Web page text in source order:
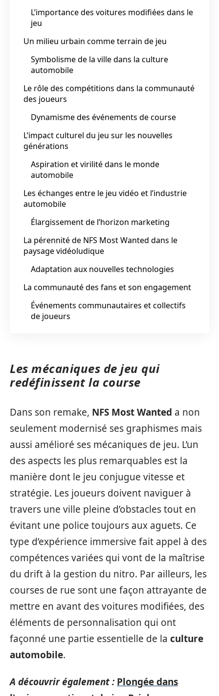
L’importance des voitures modifiées dans le
jeu
Un milieu urbain comme terrain de jeu
Symbolisme de la ville dans la culture
automobile
Le rôle des compétitions dans la communauté
des joueurs
Dynamisme des événements de course
L’impact culturel du jeu sur les nouvelles
générations
Aspiration et virilité dans le monde
automobile
Les échanges entre le jeu vidéo et l’industrie
automobile
Élargissement de l’horizon marketing
La pérennité de NFS Most Wanted dans le
paysage vidéoludique
Adaptation aux nouvelles technologies
La communauté des fans et son engagement
Événements communautaires et collectifs
de joueurs
Les mécaniques de jeu qui
redéfinissent la course
Dans son remake, NFS Most Wanted a non
seulement modernisé ses graphismes mais
aussi amélioré ses mécaniques de jeu. L’un
des aspects les plus remarquables est la
manière dont le jeu conjugue vitesse et
stratégie. Les joueurs doivent naviguer à
travers une ville pleine d’obstacles tout en
évitant une police toujours aux aguets. Ce
type d’expérience immersive fait appel à des
compétences variées qui vont de la maîtrise
du drift à la gestion du nitro. Par ailleurs, les
courses de rue sont une façon attrayante de
mettre en avant des voitures modifiées, des
éléments de personnalisation qui ont
façonné une partie essentielle de la culture
automobile.
A découvrir également : Plongée dans